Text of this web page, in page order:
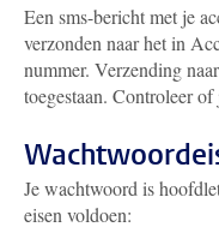
Een sms-bericht met je
verzonden naar het in
nummer. Verzending
toegestaan. Controleer
Je wachtwoord is
eisen voldoen: